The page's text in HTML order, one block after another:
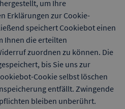
um Ihre
Erklärungen zur Cookie-
speichert Cookiebot einen
Ihnen die erteilten
zuordnen zu können. Die
bis Sie uns zur
Cookie selbst löschen
entfällt. Zwingende
bleiben unberührt.